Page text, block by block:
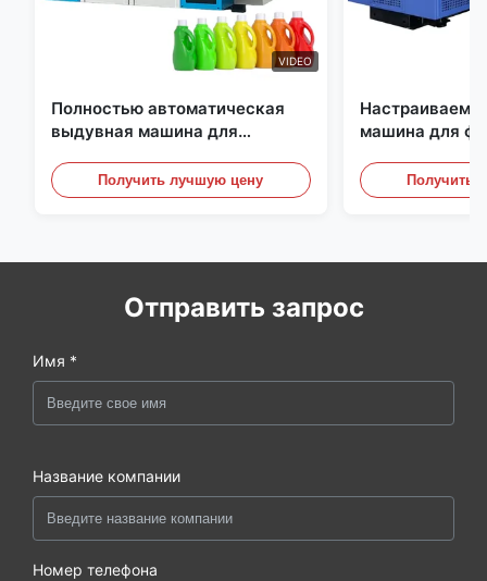
VIDEO
Полностью автоматическая
выдувная машина для
выдувного формования
бутылок из ПНД
Получить лучшую цену
машина для
Получить
Отправить запрос
Имя *
Название компании
Номер телефона